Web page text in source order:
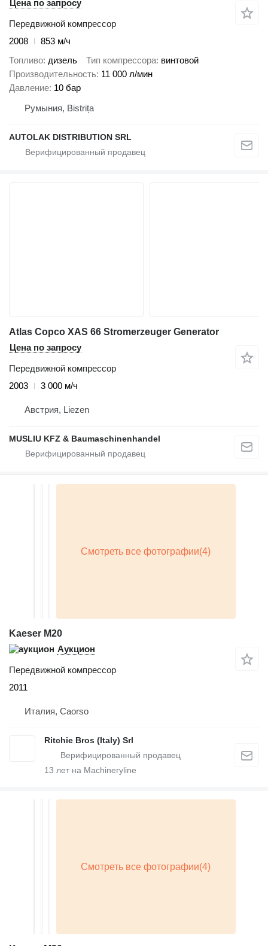
Цена по запросу
Передвижной компрессор
2008
853 м/ч
Топливо дизель Тип компрессора винтовой
Производительность 11 000 л/мин
Давление 10 бар
Румыния, Bistrița
AUTOLAK DISTRIBUTION SRL
Atlas Copco XAS 66 Stromerzeuger Generator
Цена по запросу
Передвижной компрессор
2003
3 000 м/ч
Австрия, Liezen
MUSLIU KFZ & Baumaschinenhandel
Kaeser M20
Аукцион
Передвижной компрессор
2011
Италия, Caorso
Ritchie Bros (Italy) Srl
13 лет на Machineryline